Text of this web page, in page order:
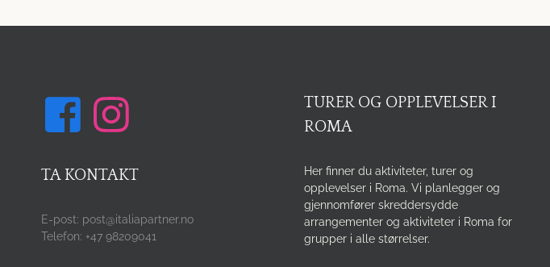
TA KONTAKT
E-post: post@italiapartner.no
Telefon: +47 98209041
TURER OG OPPLEVELSER I
ROMA
Her finner du aktiviteter, turer og
opplevelser i Roma. Vi planlegger og
gjennomfører skreddersydde
arrangementer og aktiviteter i Roma for
grupper i alle størrelser.